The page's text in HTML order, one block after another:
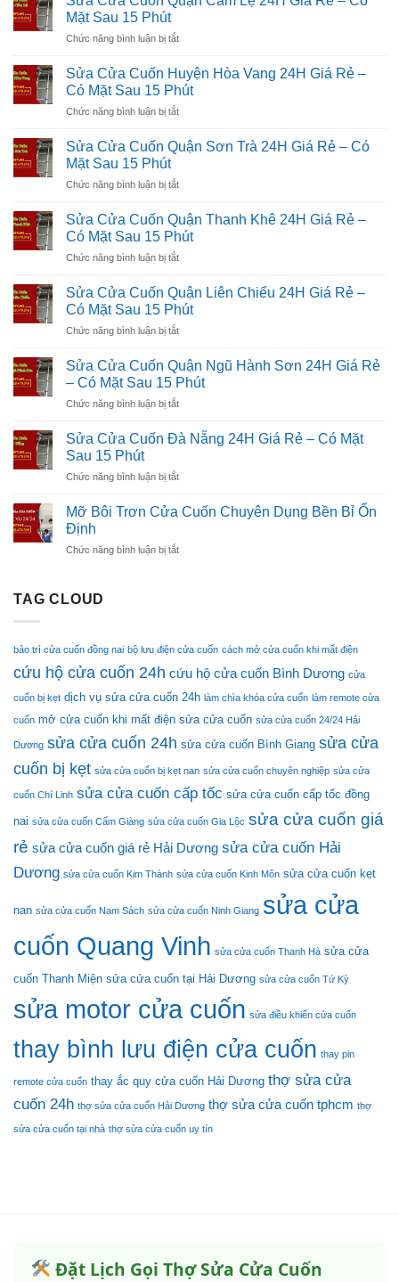
nghiệp
tín
Cuốn
Hải
24H
Giá
–
Mặt
Phút
Mặt Sau 15 Phút
Chức năng bình luận bị tắtở
Cửa
Cuốn
Quận
Cẩm
24H
–
Mặt
Sau
Phút
Sửa Cửa Cuốn Huyện Hòa Vang 24H Giá Rẻ –
Có Mặt Sau 15 Phút
Chức năng bình luận bị tắtở
Cửa
Cuốn
Hòa
24H
Giá
–
Mặt
Sau
Phút
Sửa Cửa Cuốn Quận Sơn Trà 24H Giá Rẻ – Có
Mặt Sau 15 Phút
Chức năng bình luận bị tắtở
Cửa
Cuốn
Quận
Sơn
24H
Giá
–
Mặt
Sau
Phút
Sửa Cửa Cuốn Quận Thanh Khê 24H Giá Rẻ –
Có Mặt Sau 15 Phút
Chức năng bình luận bị tắtở
Cửa
Cuốn
Quận
Thanh
24H
Giá
–
Mặt
Phút
Sửa Cửa Cuốn Quận Liên Chiểu 24H Giá Rẻ –
Có Mặt Sau 15 Phút
Chức năng bình luận bị tắtở
Cửa
Cuốn
Quận
Liên
24H
–
Mặt
Phút
Sửa Cửa Cuốn Quận Ngũ Hành Sơn 24H Giá Rẻ
– Có Mặt Sau 15 Phút
Chức năng bình luận bị tắtở
Cửa
Ngũ
Sơn
Rẻ
Phút
Sửa Cửa Cuốn Đà Nẵng 24H Giá Rẻ – Có Mặt
Sau 15 Phút
Chức năng bình luận bị tắtở
Cửa
Nẵng
15
Mỡ Bôi Trơn Cửa Cuốn Chuyên Dụng Bền Bỉ Ổn
Định
Chức năng bình luận bị tắtở
Dụng
Bền
Ổn
Định
TAG CLOUD
bảo trì cửa cuốn đồng nai bộ lưu điện cửa cuốn cách mở cửa cuốn khi mất điện
cứu hộ cửa cuốn 24h cứu hộ cửa cuốn Bình Dương cửa
cuốn bị kẹt dịch vụ sửa cửa cuốn 24h làm chìa khóa cửa cuốn làm remote cửa
cuốn mở cửa cuốn khi mất điện sửa cửa cuốn sửa cửa cuốn 24/24 Hải
Dương sửa cửa cuốn 24h sửa cửa cuốn Bình Giang sửa cửa
cuốn bị kẹt sửa cửa cuốn bị kẹt nan sửa cửa cuốn chuyên nghiệp sửa cửa
cuốn Chí Linh sửa cửa cuốn cấp tốc sửa cửa cuốn cấp tốc đồng
nai sửa cửa cuốn Cẩm Giàng sửa cửa cuốn Gia Lộc sửa cửa cuốn giá
rẻ sửa cửa cuốn giá rẻ Hải Dương sửa cửa cuốn Hải
Dương sửa cửa cuốn Kim Thành sửa cửa cuốn Kinh Môn sửa cửa cuốn kẹt
nan sửa cửa cuốn Nam Sách sửa cửa cuốn Ninh Giang sửa cửa
cuốn Quang Vinh sửa cửa cuốn Thanh Hà sửa cửa
cuốn Thanh Miện sửa cửa cuốn tại Hải Dương sửa cửa cuốn Tứ Kỳ
sửa motor cửa cuốn sửa điều khiển cửa cuốn
thay bình lưu điện cửa cuốn thay pin
remote cửa cuốn thay ắc quy cửa cuốn Hải Dương thợ sửa cửa
cuốn 24h thợ sửa cửa cuốn Hải Dương thợ sửa cửa cuốn tphcm thợ
sửa cửa cuốn tại nhà thợ sửa cửa cuốn uy tín
Đặt Lịch Gọi Thợ Sửa Cửa Cuốn